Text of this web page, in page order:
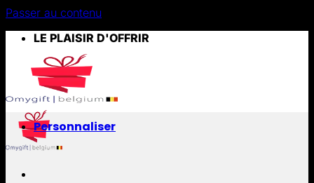
Passer au contenu
LE PLAISIR D'OFFRIR
Personnaliser